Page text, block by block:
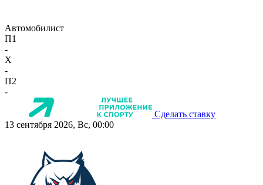
Автомобилист
П1
-
X
-
П2
-
Сделать ставку
13 сентября 2026, Вс, 00:00